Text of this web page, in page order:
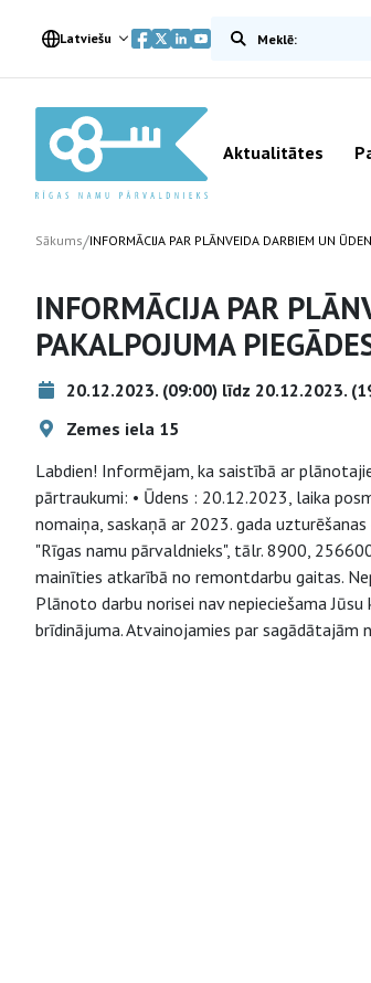
Latviešu Meklēt vietnē
Aktualitātes
Sākums/INFORMĀCIJA PAR PLĀNVEIDA DARBIEM UN
INFORMĀCIJA PAR
PAKALPOJUMA
20.12.2023. (09:00) līdz 20.12.2023.
Zemes iela 15
Labdien! Informējam, ka saistībā ar
pārtraukumi: • Ūdens : 20.12.2023, laika
nomaiņa, saskaņā ar 2023. gada
"Rīgas namu pārvaldnieks", tālr. 8900,
mainīties atkarībā no remontdarbu gaitas.
Plānoto darbu norisei nav nepieciešama
brīdinājuma. Atvainojamies par sagādātajām